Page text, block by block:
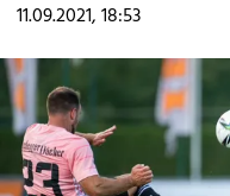
11.09.2021, 18:53